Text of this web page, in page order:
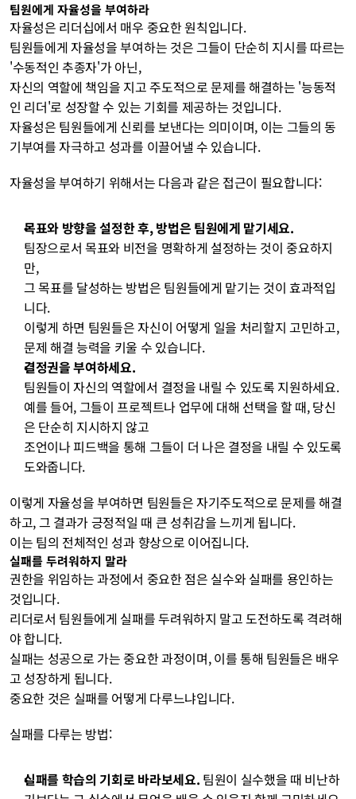
팀원에게 자율성을 부여하라
자율성은 리더십에서 매우 중요한 원칙입니다.
팀원들에게 자율성을 부여하는 것은 그들이 단순히 지시를 따르는
'수동적인 추종자'가 아닌,
자신의 역할에 책임을 지고 주도적으로 문제를 해결하는 '능동적
인 리더'로 성장할 수 있는 기회를 제공하는 것입니다.
자율성은 팀원들에게 신뢰를 보낸다는 의미이며, 이는 그들의 동
기부여를 자극하고 성과를 이끌어낼 수 있습니다.
자율성을 부여하기 위해서는 다음과 같은 접근이 필요합니다:
목표와 방향을 설정한 후, 방법은 팀원에게 맡기세요.
팀장으로서 목표와 비전을 명확하게 설정하는 것이 중요하지
만,
그 목표를 달성하는 방법은 팀원들에게 맡기는 것이 효과적입
니다.
이렇게 하면 팀원들은 자신이 어떻게 일을 처리할지 고민하고,
문제 해결 능력을 키울 수 있습니다.
결정권을 부여하세요.
팀원들이 자신의 역할에서 결정을 내릴 수 있도록 지원하세요.
예를 들어, 그들이 프로젝트나 업무에 대해 선택을 할 때, 당신
은 단순히 지시하지 않고
조언이나 피드백을 통해 그들이 더 나은 결정을 내릴 수 있도록
도와줍니다.
이렇게 자율성을 부여하면 팀원들은 자기주도적으로 문제를 해결
하고, 그 결과가 긍정적일 때 큰 성취감을 느끼게 됩니다.
이는 팀의 전체적인 성과 향상으로 이어집니다.
실패를 두려워하지 말라
권한을 위임하는 과정에서 중요한 점은 실수와 실패를 용인하는
것입니다.
리더로서 팀원들에게 실패를 두려워하지 말고 도전하도록 격려해
야 합니다.
실패는 성공으로 가는 중요한 과정이며, 이를 통해 팀원들은 배우
고 성장하게 됩니다.
중요한 것은 실패를 어떻게 다루느냐입니다.
실패를 다루는 방법:
실패를 학습의 기회로 바라보세요. 팀원이 실수했을 때 비난하